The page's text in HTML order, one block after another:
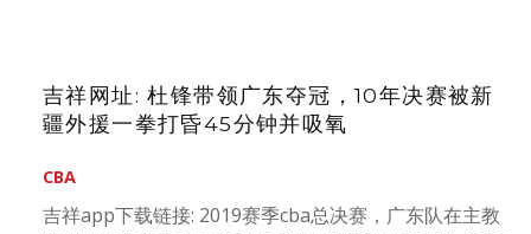
吉祥网址: 杜锋带领广东夺冠，10年决赛被新
疆外援一拳打昏45分钟并吸氧
CBA
吉祥app下载链接: 2019赛季cba总决赛，广东队在主教